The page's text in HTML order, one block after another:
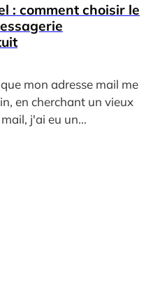
: comment choisir le
mon adresse mail me
en cherchant un vieux
j'ai eu un...